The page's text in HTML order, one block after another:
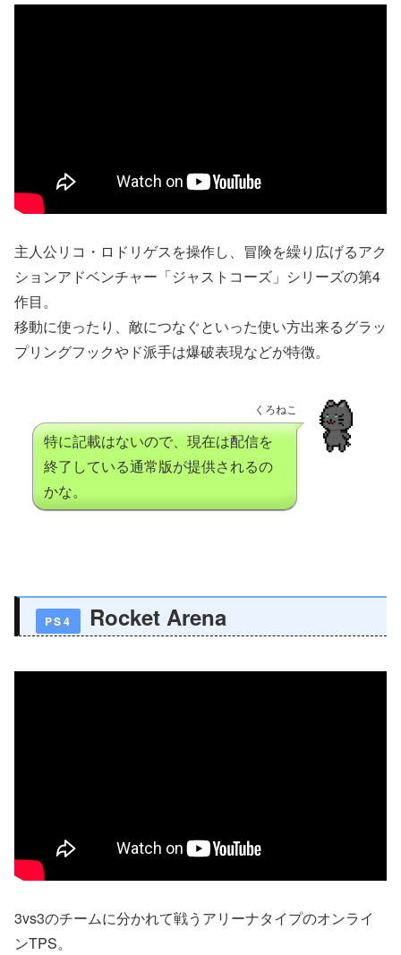
主人公リコ・ロドリゲスを操作し、冒険を繰り広げるアク
ションアドベンチャー「ジャストコーズ」シリーズの第4
作目。
移動に使ったり、敵につなぐといった使い方出来るグラッ
プリングフックやド派手は爆破表現などが特徴。
くろねこ
特に記載はないので、現在は配信を
終了している通常版が提供されるの
かな。
PS4 Rocket Arena
3vs3のチームに分かれて戦うアリーナタイプのオンライ
ンTPS。